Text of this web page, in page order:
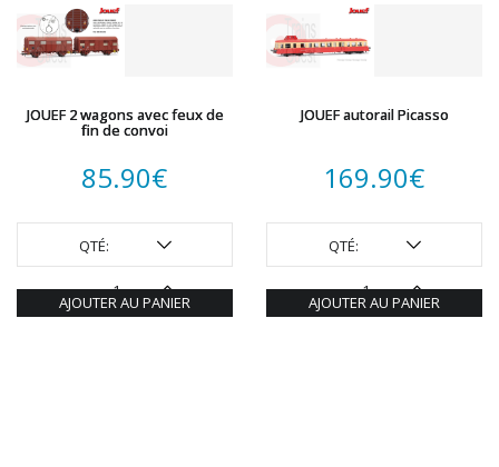
JOUEF 2 wagons avec feux de
fin de convoi
85.90€
QTÉ:
AJOUTER AU PANIER
JOUEF autorail Picasso
169.90€
QTÉ:
AJOUTER AU PANIER